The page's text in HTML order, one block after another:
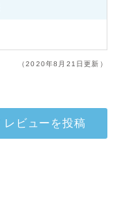
（2020年8月21日更新）
レビューを投稿